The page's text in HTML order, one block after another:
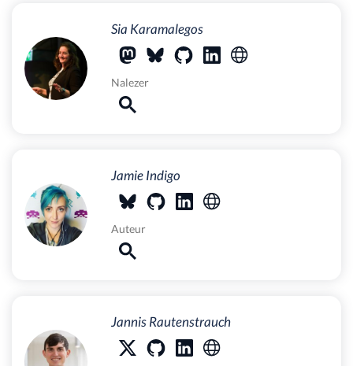
Sia Karamalegos
Nalezer
Jamie Indigo
Auteur
Jannis Rautenstrauch